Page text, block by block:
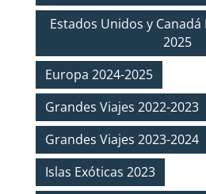
Estados Unidos y
2025
Europa 2024-2025
Grandes Viajes 2022-2023
Grandes Viajes 2023-2024
Islas Exóticas 2023